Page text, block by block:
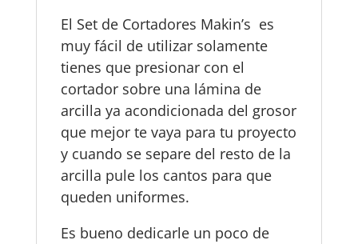
El Set de Cortadores Makin’s es
muy fácil de utilizar solamente
tienes que presionar con el
cortador sobre una lámina de
arcilla ya acondicionada del grosor
que mejor te vaya para tu proyecto
y cuando se separe del resto de la
arcilla pule los cantos para que
queden uniformes.
Es bueno dedicarle un poco de